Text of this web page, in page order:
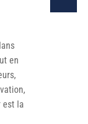
en
est la